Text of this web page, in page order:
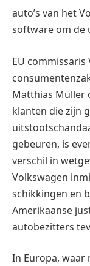
auto’s van het
software om de
EU commissaris
Matthias Müller
klanten die zijn
gebeuren, is
verschil in
Volkswagen
schikkingen en
Amerikaanse
autobezitters
In Europa, waar